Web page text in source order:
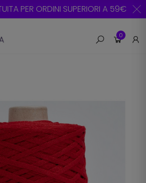
PER ORDINI SUPERIORI A 59€
0